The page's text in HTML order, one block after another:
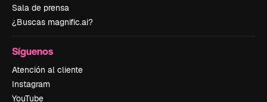
Sala de prensa
¿Buscas magnific.ai?
Síguenos
Atención al cliente
Instagram
YouTube